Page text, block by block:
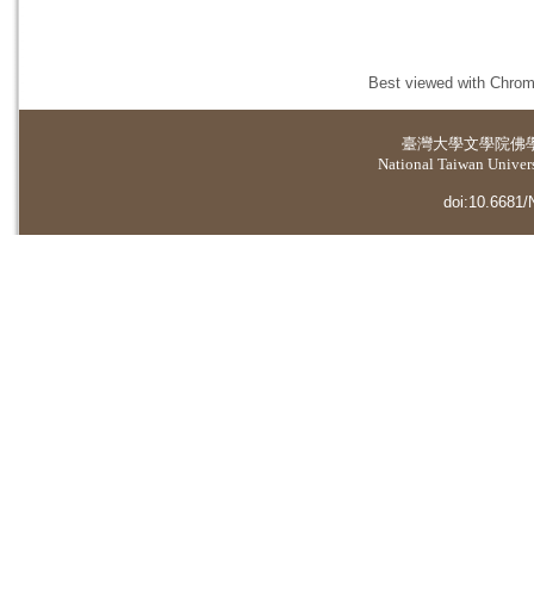
Best viewed with
臺灣大學文學院佛
National Taiwan
doi:10.6681/